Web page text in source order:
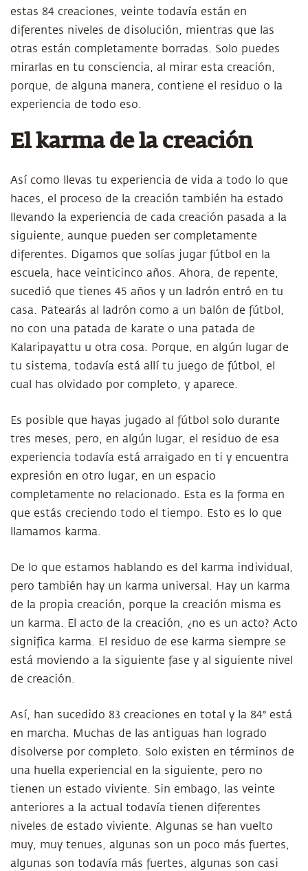
estas 84 creaciones, veinte todavía están en
diferentes niveles de disolución, mientras que las
otras están completamente borradas. Solo puedes
mirarlas en tu consciencia, al mirar esta creación,
porque, de alguna manera, contiene el residuo o la
experiencia de todo eso.
El karma de la creación
Así como llevas tu experiencia de vida a todo lo que
haces, el proceso de la creación también ha estado
llevando la experiencia de cada creación pasada a la
siguiente, aunque pueden ser completamente
diferentes. Digamos que solías jugar fútbol en la
escuela, hace veinticinco años. Ahora, de repente,
sucedió que tienes 45 años y un ladrón entró en tu
casa. Patearás al ladrón como a un balón de fútbol,
no con una patada de karate o una patada de
Kalaripayattu u otra cosa. Porque, en algún lugar de
tu sistema, todavía está allí tu juego de fútbol, el
cual has olvidado por completo, y aparece.
Es posible que hayas jugado al fútbol solo durante
tres meses, pero, en algún lugar, el residuo de esa
experiencia todavía está arraigado en ti y encuentra
expresión en otro lugar, en un espacio
completamente no relacionado. Esta es la forma en
que estás creciendo todo el tiempo. Esto es lo que
llamamos karma.
De lo que estamos hablando es del karma individual,
pero también hay un karma universal. Hay un karma
de la propia creación, porque la creación misma es
un karma. El acto de la creación, ¿no es un acto? Acto
significa karma. El residuo de ese karma siempre se
está moviendo a la siguiente fase y al siguiente nivel
de creación.
Así, han sucedido 83 creaciones en total y la 84° está
en marcha. Muchas de las antiguas han logrado
disolverse por completo. Solo existen en términos de
una huella experiencial en la siguiente, pero no
tienen un estado viviente. Sin embago, las veinte
anteriores a la actual todavía tienen diferentes
niveles de estado viviente. Algunas se han vuelto
muy, muy tenues, algunas son un poco más fuertes,
algunas son todavía más fuertes, algunas son casi